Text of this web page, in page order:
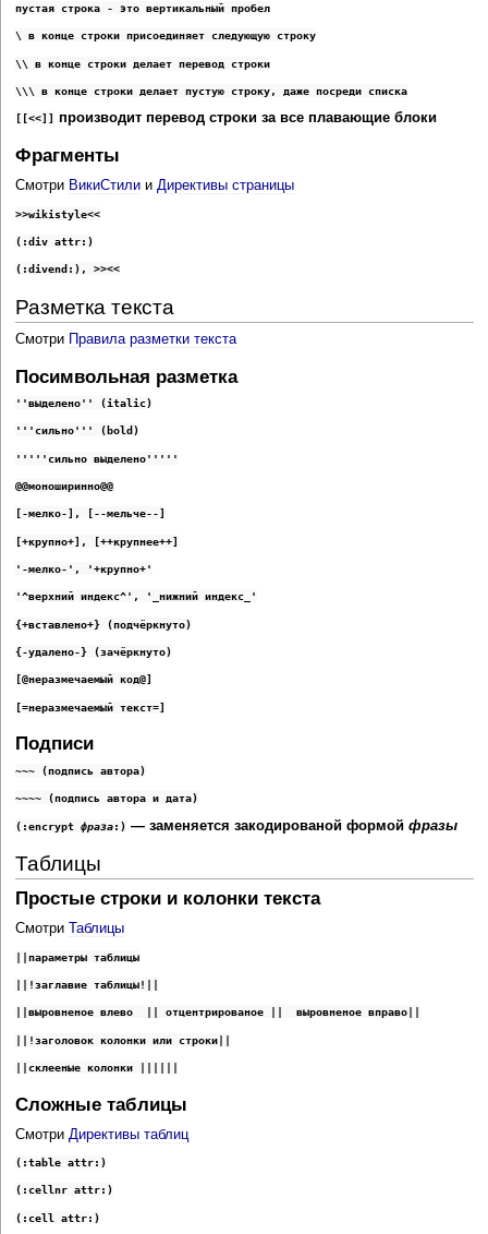
пустая строка - это вертикальный пробел
\ в конце строки присоединяет следующую строку
\\ в конце строки делает перевод строки
\\\ в конце строки делает пустую строку, даже посреди списка
[[<<]] производит перевод строки за все плавающие блоки
Фрагменты
Смотри ВикиСтилии Директивы страницы
>>wikistyle<<
(:div attr:)
(:divend:), >><<
Разметка текста
Смотри Правила разметки текста
Посимвольная разметка
''выделено'' (italic)
'''сильно''' (bold)
'''''сильно выделено'''''
@@моноширинно@@
[-мелко-], [--мельче--]
[+крупно+], [++крупнее++]
'-мелко-', '+крупно+'
'^верхний индекс^', '_нижний индекс_'
{+вставлено+} (подчёркнуто)
{-удалено-} (зачёркнуто)
[@неразмечаемый код@]
[=неразмечаемый текст=]
Подписи
~~~ (подпись автора)
~~~~ (подпись автора и дата)
(:encrypt фраза:) — заменяется закодированой формой фразы
Таблицы
Простые строки и колонки текста
Смотри Таблицы
||параметры таблицы
||!заглавие таблицы!||
||выровненое влево  || отцентрированое ||  выровненое вправо||
||!заголовок колонки или строки||
||склееные колонки ||||||
Сложные таблицы
Смотри Директивы таблиц
(:table attr:)
(:cellnr attr:)
(:cell attr:)